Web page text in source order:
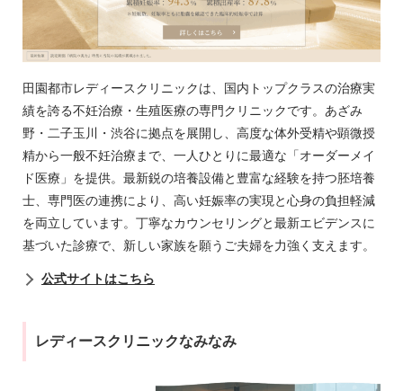
田園都市レディースクリニックは、国内トップクラスの治療実
績を誇る不妊治療・生殖医療の専門クリニックです。あざみ
野・二子玉川・渋谷に拠点を展開し、高度な体外受精や顕微授
精から一般不妊治療まで、一人ひとりに最適な「オーダーメイ
ド医療」を提供。最新鋭の培養設備と豊富な経験を持つ胚培養
士、専門医の連携により、高い妊娠率の実現と心身の負担軽減
を両立しています。丁寧なカウンセリングと最新エビデンスに
基づいた診療で、新しい家族を願うご夫婦を力強く支えます。
公式サイトはこちら
レディースクリニックなみなみ